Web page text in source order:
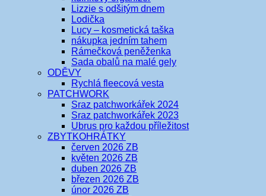
Lizzie s odšitým dnem
Lodička
Lucy – kosmetická taška
nákupka jedním tahem
Rámečková peněženka
Sada obalů na malé gely
ODĚVY
Rychlá fleecová vesta
PATCHWORK
Sraz patchworkářek 2024
Sraz patchworkářek 2023
Ubrus pro každou příležitost
ZBYTKOHRÁTKY
červen 2026 ZB
květen 2026 ZB
duben 2026 ZB
březen 2026 ZB
únor 2026 ZB